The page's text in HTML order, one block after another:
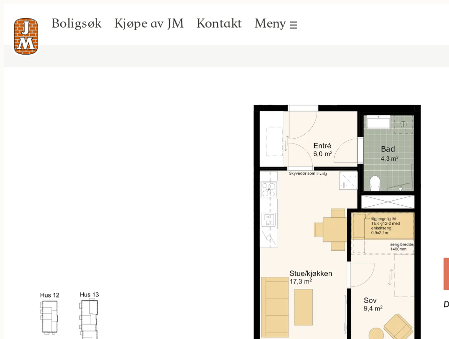
Boligsøk Kjøpe av JM Kontakt Meny